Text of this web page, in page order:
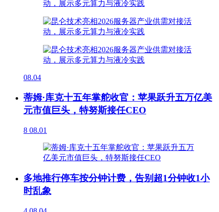
08.04
蒂姆·库克十五年掌舵收官：苹果跃升五万亿美
元市值巨头，特努斯接任CEO
8 08.01
多地推行停车按分钟计费，告别超1分钟收1小
时乱象